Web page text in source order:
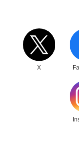
X
別ウィンドウリンク別
別